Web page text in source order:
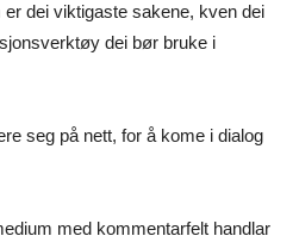
dei viktigaste sakene, kven dei
dei bør bruke i
seg på nett, for å kome i dialog
med kommentarfelt handlar